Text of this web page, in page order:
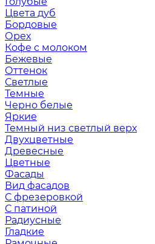
Цвета дуб
Бордовые
Орех
Кофе с молоком
Бежевые
Оттенок
Светлые
Темные
Черно белые
Яркие
Темный низ светлый верх
Двухцветные
Древесные
Цветные
Фасады
Вид фасадов
С фрезеровкой
С патиной
Радиусные
Гладкие